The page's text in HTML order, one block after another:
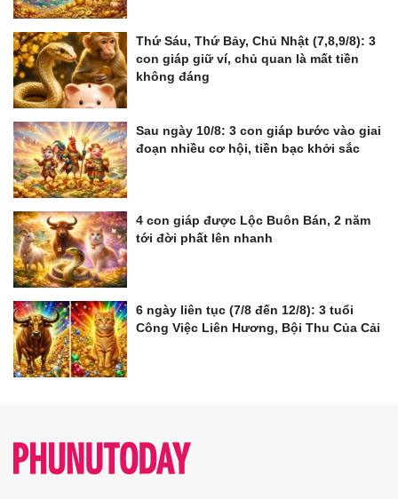
Thứ Sáu, Thứ Bảy, Chủ Nhật (7,8,9/8): 3
con giáp giữ ví, chủ quan là mất tiền
không đáng
Sau ngày 10/8: 3 con giáp bước vào giai
đoạn nhiều cơ hội, tiền bạc khởi sắc
4 con giáp được Lộc Buôn Bán, 2 năm
tới đời phất lên nhanh
6 ngày liên tục (7/8 đến 12/8): 3 tuổi
Công Việc Liên Hương, Bội Thu Của Cải